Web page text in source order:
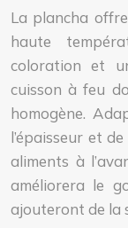
La plancha
haute
coloration et
cuisson à feu
homogène.
l’épaisseur et
aliments à
améliorera le
ajouteront de la